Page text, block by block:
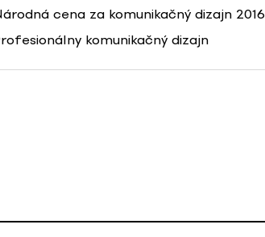
cena za komunikačný dizajn 2016
komunikačný dizajn